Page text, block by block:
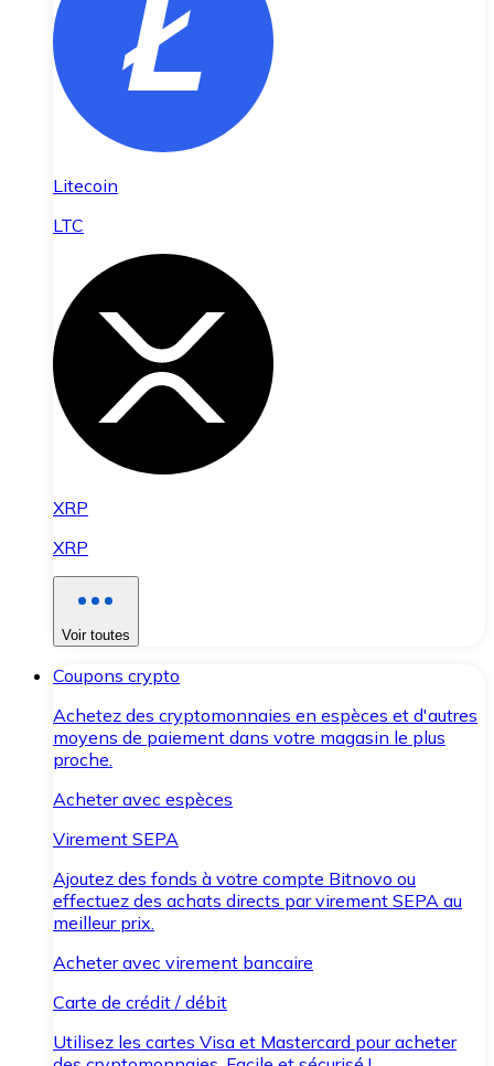
Litecoin
LTC
XRP
XRP
Voir toutes
Coupons crypto
Achetez des cryptomonnaies en espèces et d'autres
moyens de paiement dans votre magasin le plus
proche.
Acheter avec espèces
Virement SEPA
Ajoutez des fonds à votre compte Bitnovo ou
effectuez des achats directs par virement SEPA au
meilleur prix.
Acheter avec virement bancaire
Carte de crédit / débit
Utilisez les cartes Visa et Mastercard pour acheter